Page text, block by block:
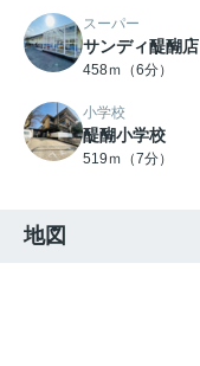
スーパー
サンディ醍醐店
458ｍ（6分）
小学校
醍醐小学校
519ｍ（7分）
地図